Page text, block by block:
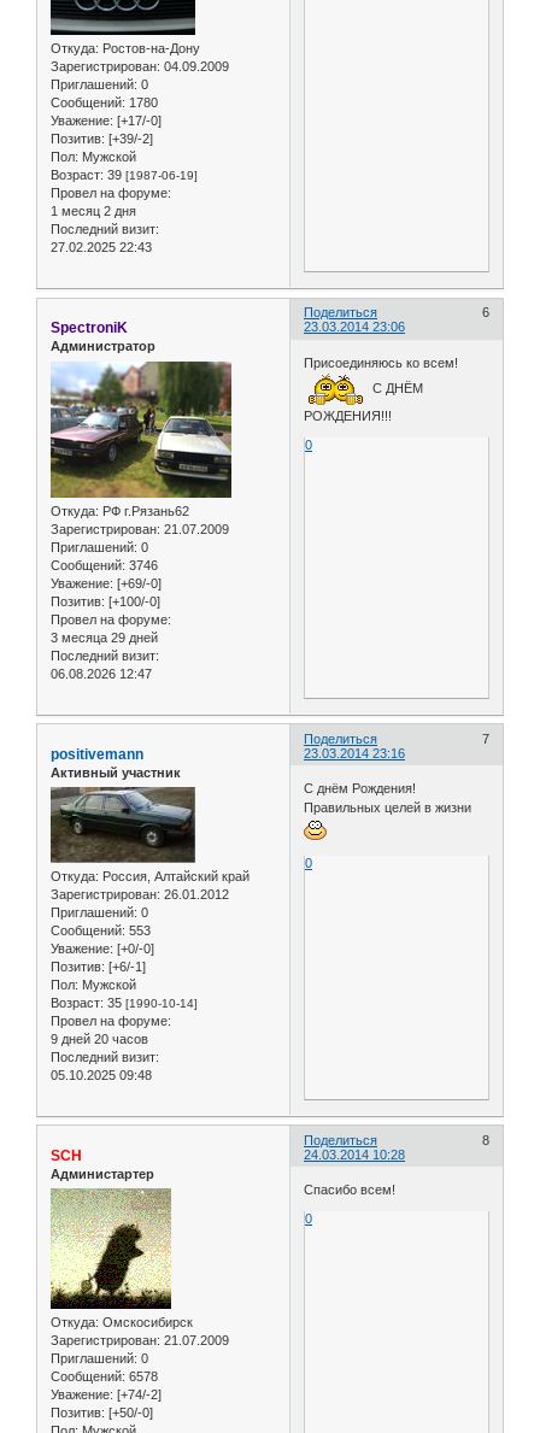
Откуда: Ростов-на-Дону
Зарегистрирован: 04.09.2009
Приглашений: 0
Сообщений: 1780
Уважение: [+17/-0]
Позитив: [+39/-2]
Пол: Мужской
Возраст: 39 [1987-06-19]
Провел на форуме:
1 месяц 2 дня
Последний визит:
27.02.2025 22:43
Поделиться
6
23.03.2014 23:06
SpectroniK
Администратор
Откуда: РФ г.Рязань62
Зарегистрирован: 21.07.2009
Приглашений: 0
Сообщений: 3746
Уважение: [+69/-0]
Позитив: [+100/-0]
Провел на форуме:
3 месяца 29 дней
Последний визит:
06.08.2026 12:47
Присоединяюсь ко всем!
С ДНЁМ
РОЖДЕНИЯ!!!
0
Поделиться
7
23.03.2014 23:16
positivemann
Активный участник
Откуда: Россия, Алтайский край
Зарегистрирован: 26.01.2012
Приглашений: 0
Сообщений: 553
Уважение: [+0/-0]
Позитив: [+6/-1]
Пол: Мужской
Возраст: 35 [1990-10-14]
Провел на форуме:
9 дней 20 часов
Последний визит:
05.10.2025 09:48
C днём Рождения!
Правильных целей в жизни
0
Поделиться
8
24.03.2014 10:28
SCH
Администартер
Откуда: Омскосибирск
Зарегистрирован: 21.07.2009
Приглашений: 0
Сообщений: 6578
Уважение: [+74/-2]
Позитив: [+50/-0]
Спасибо всем!
0